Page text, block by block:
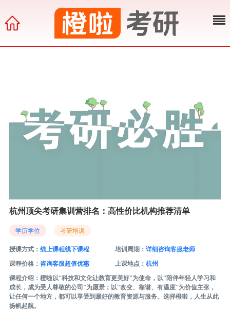
杭州顶尖考研集训营排名：高性价比机构推荐清单
学历学位 考研培训
授课方式： 线上课程线下课程 培训周期： 详细咨询客服老师
课程价格： 咨询客服超值优惠 上课地点： 杭州
课程介绍：橙啦以“科技和文化让教育更美好”为使命，以“陪伴年轻人学习和
成长，成为受人尊敬的公司”为愿景；以“改变、靠谱、有温度”为价值主张，
让任何一个地方，都可以享受到最好的教育资源与服务。选择橙啦，人生从此
扬帆起航。